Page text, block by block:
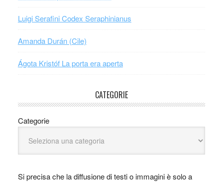
Luigi Serafini Codex Seraphinianus
Amanda Durán (Cile)
Ágota Kristóf La porta era aperta
CATEGORIE
Categorie
Si precisa che la diffusione di testi o immagini è solo a